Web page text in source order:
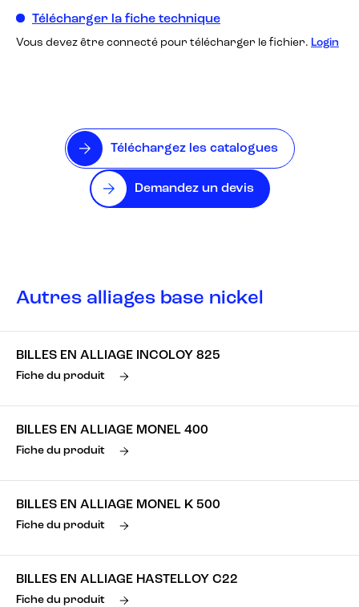
Télécharger la fiche technique
Vous devez être connecté pour télécharger le fichier. Login
Téléchargez les catalogues
Demandez un devis
Autres alliages base nickel
BILLES EN ALLIAGE INCOLOY 825
Fiche du produit
BILLES EN ALLIAGE MONEL 400
Fiche du produit
BILLES EN ALLIAGE MONEL K 500
Fiche du produit
BILLES EN ALLIAGE HASTELLOY C22
Fiche du produit